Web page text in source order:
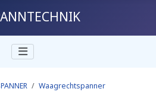
Waagrechtspanner